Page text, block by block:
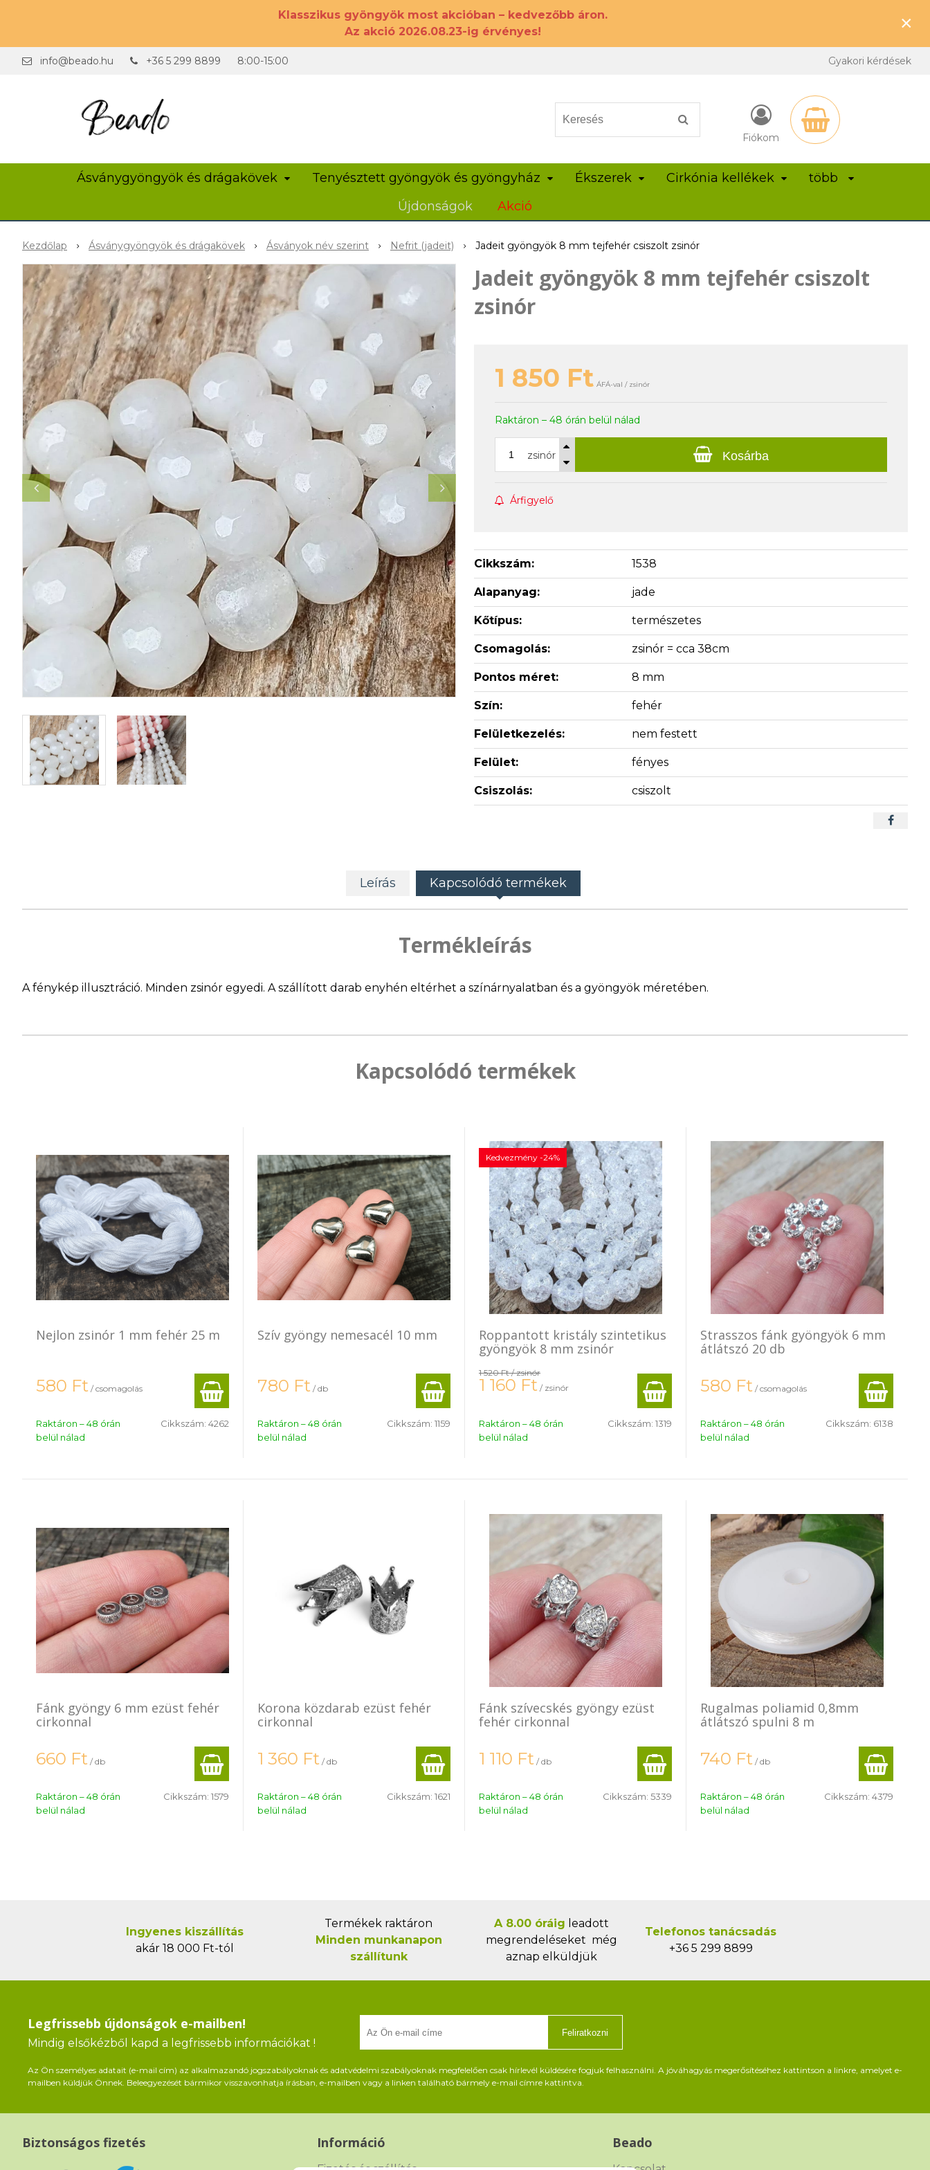
Klasszikus gyöngyök most akcióban – kedvezőbb áron.
Az akció 2026.08.23-ig érvényes!
×
info@beado.hu +36 5 299 8899 8:00-15:00 Gyakori kérdések
Fiókom
Ásványgyöngyök és drágakövek Tenyésztett gyöngyök és gyöngyház Ékszerek Cirkónia kellékek
több
Újdonságok
Akció
Kezdőlap Ásványgyöngyök és drágakövek Ásványok név szerint Nefrit (jadeit) Jadeit gyöngyök 8 mm tejfehér csiszolt zsinór
Jadeit gyöngyök 8 mm tejfehér csiszolt
zsinór
1 850 Ft ÁFÁ-val / zsinór
Raktáron – 48 órán belül nálad
zsinór Kosárba
Árfigyelő
Cikkszám: 1538
Alapanyag: jade
Kőtípus: természetes
Csomagolás: zsinór = cca 38cm
Pontos méret: 8 mm
Szín: fehér
Felületkezelés: nem festett
Felület: fényes
Csiszolás: csiszolt
Leírás Kapcsolódó termékek
Termékleírás
A fénykép illusztráció. Minden zsinór egyedi. A szállított darab enyhén eltérhet a színárnyalatban és a gyöngyök méretében.
Kapcsolódó termékek
Nejlon zsinór 1 mm fehér 25 m
580 Ft / csomagolás
Raktáron – 48 órán
belül nálad
Cikkszám: 4262
Szív gyöngy nemesacél 10 mm
780 Ft / db
Raktáron – 48 órán
belül nálad
Cikkszám: 1159
Roppantott kristály szintetikus
gyöngyök 8 mm zsinór
Kedvezmény -24%
1 520 Ft/ zsinór
1 160 Ft / zsinór
Raktáron – 48 órán
belül nálad
Cikkszám: 1319
Strasszos fánk gyöngyök 6 mm
átlátszó 20 db
580 Ft / csomagolás
Raktáron – 48 órán
belül nálad
Cikkszám: 6138
Fánk gyöngy 6 mm ezüst fehér
cirkonnal
660 Ft / db
Raktáron – 48 órán
belül nálad
Cikkszám: 1579
Korona közdarab ezüst fehér
cirkonnal
1 360 Ft / db
Raktáron – 48 órán
belül nálad
Cikkszám: 1621
Fánk szívecskés gyöngy ezüst
fehér cirkonnal
1 110 Ft / db
Raktáron – 48 órán
belül nálad
Cikkszám: 5339
Rugalmas poliamid 0,8mm
átlátszó spulni 8 m
740 Ft / db
Raktáron – 48 órán
belül nálad
Cikkszám: 4379
Ingyenes kiszállítás
akár 18 000 Ft-tól
Termékek raktáron
Minden munkanapon
szállítunk
A 8.00 óráig leadott
megrendeléseket még
aznap elküldjük
Telefonos tanácsadás
+36 5 299 8899
Legfrissebb újdonságok e-mailben!
Mindig elsőkézből kapd a legfrissebb információkat !
Feliratkozni
Az Ön személyes adatait (e-mail cím) az alkalmazandó jogszabályoknak és adatvédelmi szabályoknak megfelelően csak hírlevél küldésére fogjuk felhasználni. A jóváhagyás megerősítéséhez kattintson a linkre, amelyet e-
mailben küldjük Önnek. Beleegyezését bármikor visszavonhatja írásban, e-mailben vagy a linken található bármely e-mail címre kattintva.
Biztonságos fizetés Információ Beado